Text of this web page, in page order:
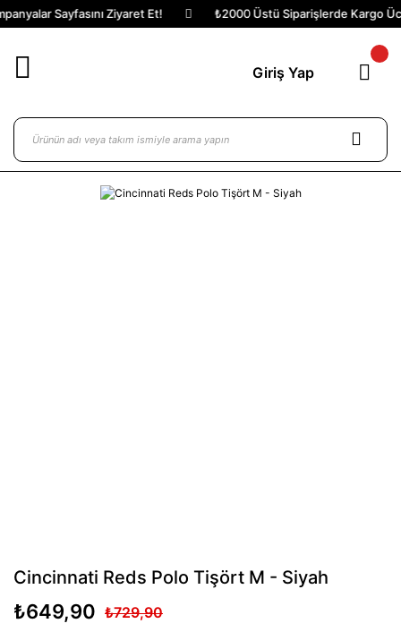
Sayfasını Ziyaret Et! ₺2000 Üstü Siparişlerde Kargo
Giriş Yap
Cincinnati Reds Polo Tişört M - Siyah
₺649,90 ₺729,90